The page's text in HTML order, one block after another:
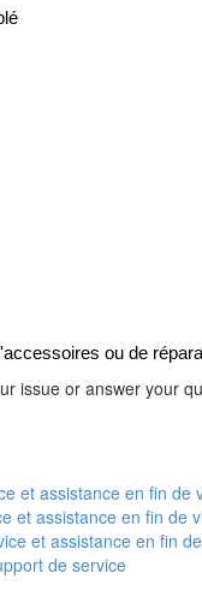
ou de
issue or answer your
et assistance en fin de
et assistance en fin de
et assistance en fin
de service